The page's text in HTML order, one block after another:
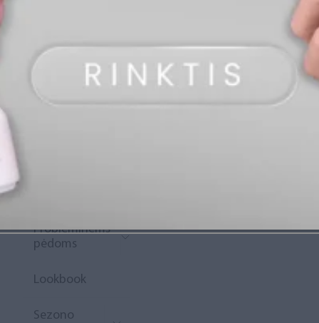
Rewards“
Probleminėms
pėdoms
Lookbook
Sezono